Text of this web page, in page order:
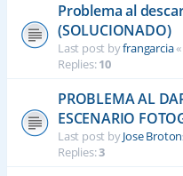
Problema al
(SOLUCIONADO)
Last post byfrangarcia«
Replies:10
PROBLEMA AL
ESCENARIO
Last post byJose
Replies:3